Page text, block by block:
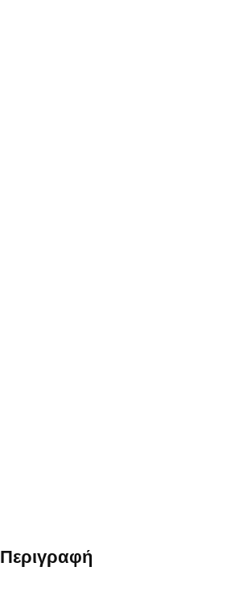
Περιγραφή